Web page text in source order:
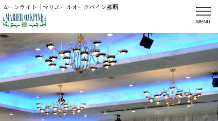
ムーンライト｜マリエールオークパイン那覇